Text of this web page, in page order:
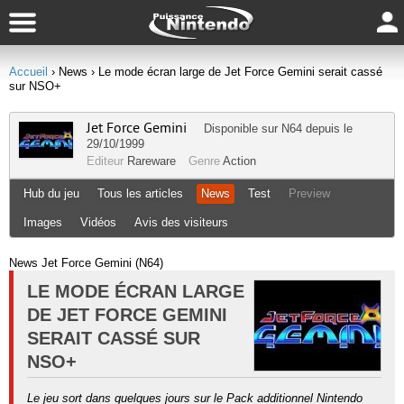
Accueil › News › Le mode écran large de Jet Force Gemini serait cassé
sur NSO+
Jet Force Gemini Disponible sur N64 depuis le
29/10/1999
Editeur Rareware Genre Action
Hub du jeu Tous les articles News Test Preview
Images Vidéos Avis des visiteurs
News Jet Force Gemini (N64)
LE MODE ÉCRAN LARGE
DE JET FORCE GEMINI
SERAIT CASSÉ SUR
NSO+
Le jeu sort dans quelques jours sur le Pack additionnel Nintendo